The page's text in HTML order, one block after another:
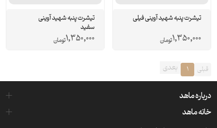
تیشرت پنبه شهید آوینی فیلی
1,350,000تومان
تیشرت پنبه شهید آوینی
سفید
1,350,000تومان
قبلی 1 بعدی
درباره ماهد
خانه ماهد